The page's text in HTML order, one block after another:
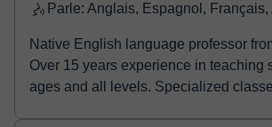
Parle: Anglais, Espagnol, Français,
Native English language professor
Over 15 years experience in teaching
ages and all levels.